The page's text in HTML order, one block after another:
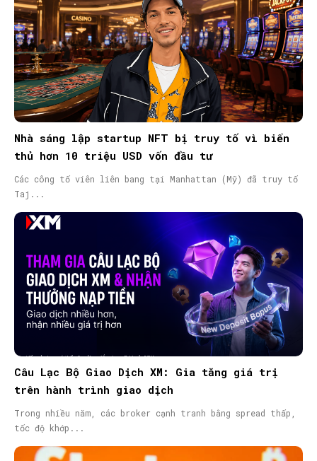
Nhà sáng lập startup NFT bị truy tố vì biển
thủ hơn 10 triệu USD vốn đầu tư
Các công tố viên liên bang tại Manhattan (Mỹ) đã truy tố
Taj...
Câu Lạc Bộ Giao Dịch XM: Gia tăng giá trị
trên hành trình giao dịch
Trong nhiều năm, các broker cạnh tranh bằng spread thấp,
tốc độ khớp...